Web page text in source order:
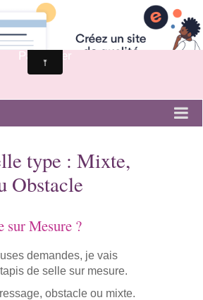
d'Aiguille
sur Textile pour Professionnel et
Particulier
type : Mixte,
Obstacle
sur Mesure ?
demandes, je vais
de selle sur mesure.
obstacle ou mixte.